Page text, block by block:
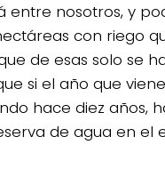
entre nosotros, y
con riego
de esas solo se
si el año que
hace diez años,
de agua en el